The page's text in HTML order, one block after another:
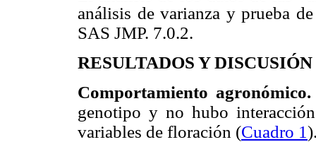
análisis de varianza y prueba
SAS JMP. 7.0.2.
RESULTADOS Y DISCUSIÓN
Comportamiento
genotipo y no hubo
variables de floración (Cuadro 1